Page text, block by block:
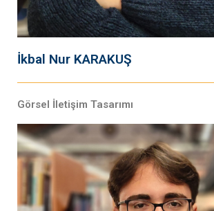
İkbal Nur KARAKUŞ
Görsel İletişim Tasarımı